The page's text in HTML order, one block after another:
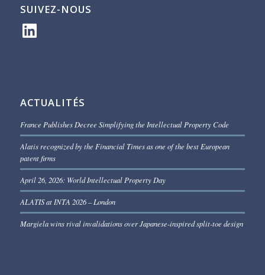
SUIVEZ-NOUS
LinkedIn
ACTUALITÉS
France Publishes Decree Simplifying the Intellectual Property Code
Alatis recognized by the Financial Times as one of the best European
patent firms
April 26, 2026: World Intellectual Property Day
ALATIS at INTA 2026 – London
Margiela wins rival invalidations over Japanese-inspired split-toe design